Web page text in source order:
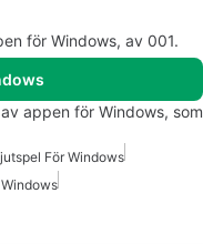
för Windows, av 001.
appen för Windows, som
För Windows